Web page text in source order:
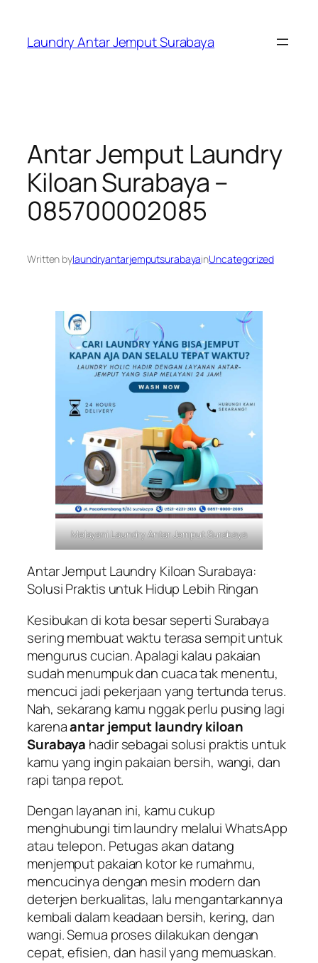
content
Laundry Antar Jemput Surabaya
Antar Jemput Laundry
Kiloan Surabaya –
085700002085
Written bylaundryantarjemputsurabayainUncategorized
Melayani Laundry Antar Jemput Surabaya
Antar Jemput Laundry Kiloan Surabaya:
Solusi Praktis untuk Hidup Lebih Ringan
Kesibukan di kota besar seperti Surabaya
sering membuat waktu terasa sempit untuk
mengurus cucian. Apalagi kalau pakaian
sudah menumpuk dan cuaca tak menentu,
mencuci jadi pekerjaan yang tertunda terus.
Nah, sekarang kamu nggak perlu pusing lagi
karenaantar jemput laundry kiloan
Surabaya hadir sebagai solusi praktis untuk
kamu yang ingin pakaian bersih, wangi, dan
rapi tanpa repot.
Dengan layanan ini, kamu cukup
menghubungi tim laundry melalui WhatsApp
atau telepon. Petugas akan datang
menjemput pakaian kotor ke rumahmu,
mencucinya dengan mesin modern dan
deterjen berkualitas, lalu mengantarkannya
kembali dalam keadaan bersih, kering, dan
wangi. Semua proses dilakukan dengan
cepat, efisien, dan hasil yang memuaskan.